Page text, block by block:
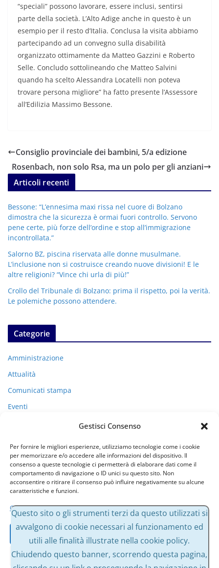
Gestisci Consenso
Per fornire le migliori esperienze, utilizziamo tecnologie come i cookie
per memorizzare e/o accedere alle informazioni del dispositivo. Il
consenso a queste tecnologie ci permetterà di elaborare dati come il
comportamento di navigazione o ID unici su questo sito. Non
acconsentire o ritirare il consenso può influire negativamente su alcune
caratteristiche e funzioni.
Gestisci servizi
Nega
“speciali” possono lavorare, essere inclusi, sentirsi
parte della società. L’Alto Adige anche in questo è un
esempio per il resto d’Italia. Conclusa la visita abbiamo
partecipando ad un convegno sulla disabilità
organizzato ottimamente da Matteo Gazzini e Roberto
Selle. Concludo sottolineando che Matteo Salvini
quando ha scelto Alessandra Locatelli non poteva
trovare persona migliore” ha fatto presente l’Assessore
all’Edilizia Massimo Bessone.
Consiglio provinciale dei bambini, 5/a edizione
Rosenbach, non solo Rsa, ma un polo per gli anziani
Articoli recenti
Bessone: “L’ennesima maxi rissa nel cuore di Bolzano
dimostra che la sicurezza è ormai fuori controllo. Servono
pene certe, più forze dell’ordine e stop all’immigrazione
incontrollata.”
Salorno BZ, piscina riservata alle donne musulmane.
L’inclusione non si costruisce creando nuove divisioni! E le
altre religioni? “Vince chi urla di più!”
Crollo del Tribunale di Bolzano: prima il rispetto, poi la verità.
Le polemiche possono attendere.
Categorie
Amministrazione
Attualità
Comunicati stampa
Eventi
Uncategorized
Archivi
A
h
Questo sito o gli strumenti terzi da questo utilizzati si
avvalgono di cookie necessari al funzionamento ed
utili alle finalità illustrate nella cookie policy.
Chiudendo questo banner, scorrendo questa pagina,